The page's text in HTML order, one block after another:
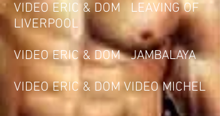
VIDEO ERIC & DOM LEAVING OF
LIVERPOOL
VIDEO ERIC & DOMJAMBALAYA
VIDEO ERIC & DOMVIDEO MICHEL